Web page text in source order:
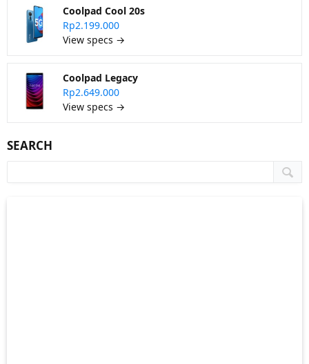
Coolpad Cool 20s
Rp2.199.000
View specs →
Coolpad Legacy
Rp2.649.000
View specs →
SEARCH